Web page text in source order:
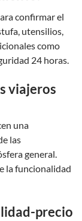
confirmar el
utensilios,
como
24 horas.
viajeros
una
las
general.
la funcionalidad
precio